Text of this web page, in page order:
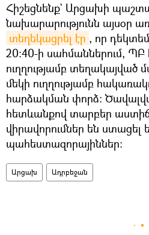
Հիշեցնենք` Արցախի
նախարարությունն այսօր
տեղեկացրել էր , որ
20:40-ի սահմաններում,
ուղղությամբ տեղակայված
մեկի ուղղությամբ
հարձակման փորձ:
հետևանքով տարբեր
վիրավորումներ են ստացել
պահեստազորայիններ:
Արցախ Ադրբեջան